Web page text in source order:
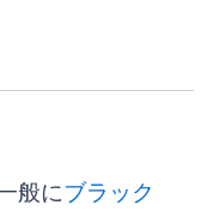
般にブラック